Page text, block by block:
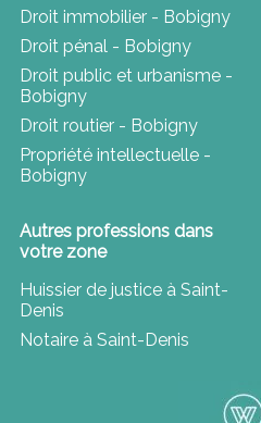
Droit immobilier - Bobigny
Droit pénal - Bobigny
Droit public et urbanisme -
Bobigny
Droit routier - Bobigny
Propriété intellectuelle -
Bobigny
Autres professions dans
votre zone
Huissier de justice à Saint-
Denis
Notaire à Saint-Denis